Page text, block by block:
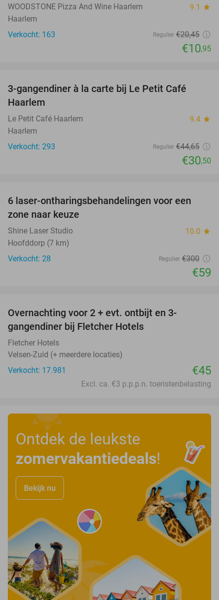
WOODSTONE Pizza And Wine Haarlem 9.1 star
Haarlem
Verkocht: 163
Regulier €20,45
€10,95
3-gangendiner à la carte bij Le Petit Café
Haarlem
Le Petit Café Haarlem 9.4 star
Haarlem
Verkocht: 293
Regulier €44,65
€30,50
80%
6 laser-ontharingsbehandelingen voor een
zone naar keuze
Shine Laser Studio 10.0 star
Hoofddorp (7 km)
Verkocht: 28
Regulier €300
€59
Overnachting voor 2 + evt. ontbijt en 3-
gangendiner bij Fletcher Hotels
Fletcher Hotels
Velsen-Zuid (+ meerdere locaties)
Verkocht: 17.981
€45
Excl. ca. €3 p.p.p.n. toeristenbelasting
Ontdek de leukste
zomervakantiedeals!
Bekijk nu